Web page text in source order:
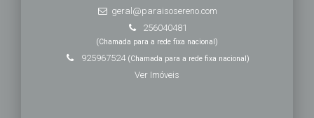
geral@paraisosereno.com
256040481
(Chamada para a rede fixa nacional)
925967524(Chamada para a rede fixa nacional)
Ver Imóveis